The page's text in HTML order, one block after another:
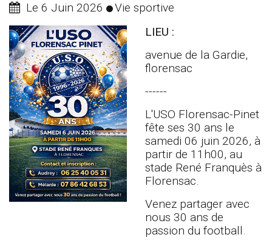
Le 6 Juin 2026
Vie sportive
LIEU :
avenue de la Gardie,
florensac
------
L'USO Florensac-Pinet
fête ses 30 ans le
samedi 06 juin 2026, à
partir de 11h00, au
stade René Franquès à
Florensac.
Venez partager avec
nous 30 ans de
passion du football.